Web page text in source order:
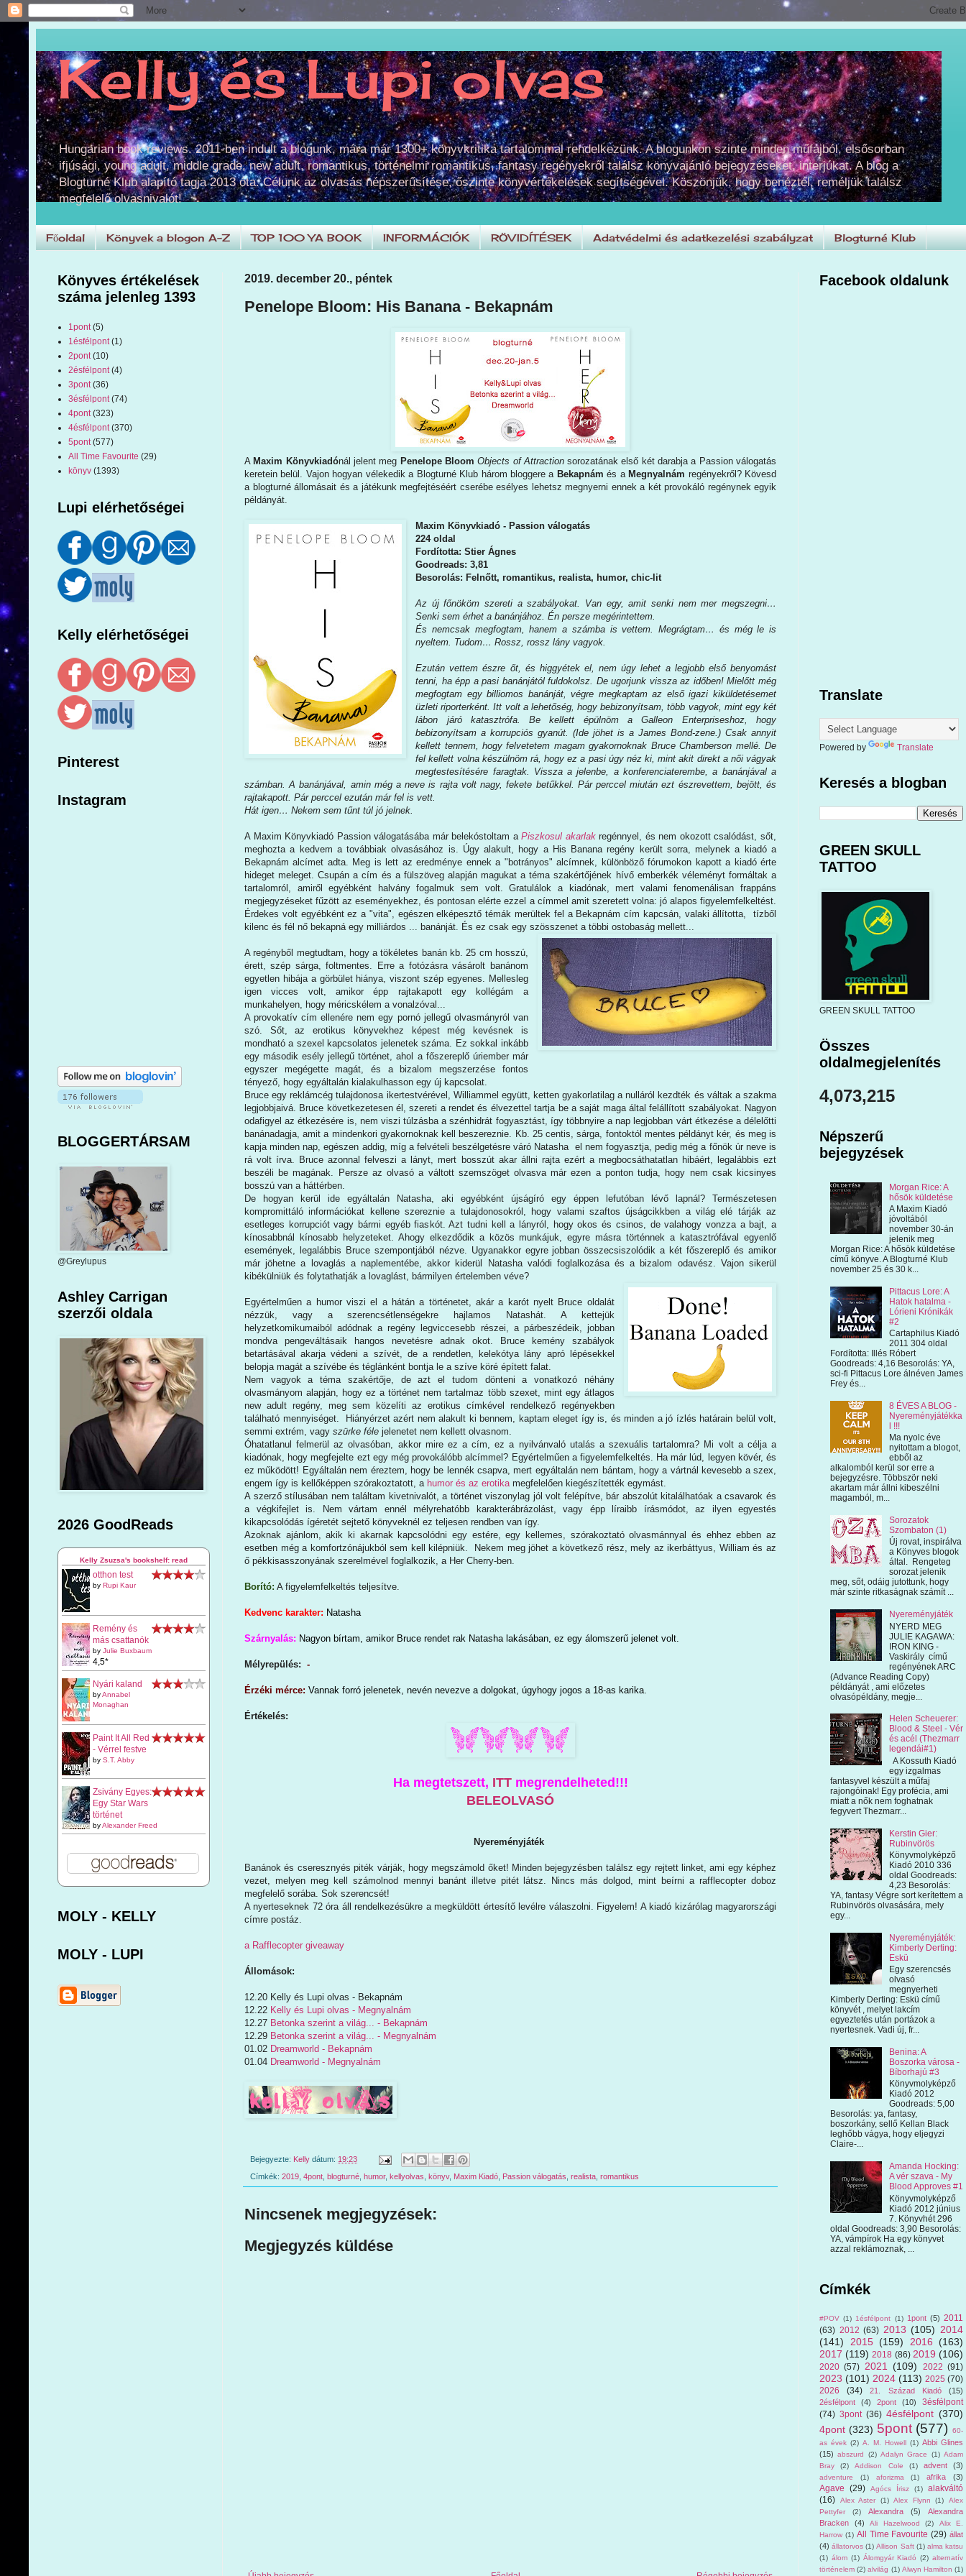
Kelly és Lupi olvas
Hungarian book reviews. 2011-ben indult a blogunk, mára már 1300+ könyvkritika tartalommal rendelkezünk. A blogunkon szinte minden műfajból, elsősorban
ifjúsági, young adult, middle grade, new adult, romantikus, történelmi romantikus, fantasy regényekről találsz könyvajánló bejegyzéseket, interjúkat. A blog a
Blogturné Klub alapító tagja 2013 óta. Célunk az olvasás népszerűsítése, őszinte könyvértékelések segítségével. Köszönjük, hogy benéztél, reméljük találsz
megfelelő olvasnivalót!
Főoldal Könyvek a blogon A-Z TOP 100 YA BOOK INFORMÁCIÓK RÖVIDÍTÉSEK Adatvédelmi és adatkezelési szabályzat Blogturné Klub
2019. december 20., péntek
Penelope Bloom: His Banana - Bekapnám
A Maxim Könyvkiadónál jelent meg Penelope Bloom Objects of Attractionsorozatának első két darabja a Passion válogatás
keretein belül. Vajon hogyan vélekedik a Blogturné Klub három bloggere a Bekapnám és a Megnyalnám regényekről? Kövesd
a blogturné állomásait és a játékunk megfejtéséért cserébe esélyes lehetsz megnyerni ennek a két provokáló regénynek egyik
példányát.
Maxim Könyvkiadó - Passion válogatás
224 oldal
Fordította: Stier Ágnes
Goodreads: 3,81
Besorolás: Felnőtt, romantikus, realista, humor, chic-lit
Az új főnököm szereti a szabályokat. Van egy, amit senki nem mer megszegni…
Senki sem érhet a banánjához. Én persze megérintettem.
És nemcsak megfogtam, hanem a számba is vettem. Megrágtam… és még le is
nyeltem. Tudom… Rossz, rossz lány vagyok.
Ezután vettem észre őt, és higgyétek el, nem úgy lehet a legjobb első benyomást
tenni, ha épp a pasi banánjától fuldokolsz. De ugorjunk vissza az időben! Mielőtt még
megfogtam egy billiomos banánját, végre megkaptam az első igazi kiküldetésemet
üzleti riporterként. Itt volt a lehetőség, hogy bebizonyítsam, több vagyok, mint egy két
lábon járó katasztrófa. Be kellett épülnöm a Galleon Enterpriseshoz, hogy
bebizonyítsam a korrupciós gyanút. (Ide jöhet is a James Bond-zene.) Csak annyit
kellett tennem, hogy felvetetem magam gyakornoknak Bruce Chamberson mellé. De
fel kellett volna készülnöm rá, hogy ez a pasi úgy néz ki, mint akit direkt a női vágyak
megtestesítésére faragtak. Vissza a jelenbe, a konferenciaterembe, a banánjával a
számban. A banánjával, amin még a neve is rajta volt nagy, fekete betűkkel. Pár perccel miután ezt észrevettem, bejött, és
rajtakapott. Pár perccel ezután már fel is vett.
Hát igen… Nekem sem tűnt túl jó jelnek.
A Maxim Könyvkiadó Passion válogatásába már belekóstoltam aPiszkosul akarlakregénnyel, és nem okozott csalódást, sőt,
meghozta a kedvem a továbbiak olvasásához is. Úgy alakult, hogy a His Banana regény került sorra, melynek a kiadó a
Bekapnám alcímet adta. Meg is lett az eredménye ennek a "botrányos" alcímnek, különböző fórumokon kapott a kiadó érte
hideget meleget. Csupán a cím és a fülszöveg alapján magukat a téma szakértőjének hívő emberkék véleményt formáltak a
tartalomról, amiről egyébként halvány fogalmuk sem volt. Gratulálok a kiadónak, mert valami fenomenálisan frappáns
megjegyzéseket fűzött az eseményekhez, és pontosan elérte ezzel a címmel amit szeretett volna: jó alapos figyelemfelkeltést.
Érdekes volt egyébként ez a "vita", egészen elképesztő témák merültek fel a Bekapnám cím kapcsán, valaki állította, tízből
kilenc és fél nő bekapná egy milliárdos ... banánját. És ez csak egy szösszenet a többi ostobaság mellett...
A regényből megtudtam, hogy a tökéletes banán kb. 25 cm hosszú,
érett, szép sárga, foltmentes. Erre a fotózásra vásárolt banánom
egyetlen hibája a görbület hiánya, viszont szép egyenes. Mellesleg
igen vicces volt, amikor épp rajtakapott egy kollégám a
munkahelyen, hogy méricskélem a vonalzóval...
A provokatív cím ellenére nem egy pornó jellegű olvasmányról van
szó. Sőt, az erotikus könyvekhez képest még kevésnek is
mondható a szexel kapcsolatos jelenetek száma. Ez sokkal inkább
egy második esély jellegű történet, ahol a főszereplő úriember már
egyszer megégette magát, és a bizalom megszerzése fontos
tényező, hogy egyáltalán kialakulhasson egy új kapcsolat.
Bruce egy reklámcég tulajdonosa ikertestvérével, Williammel együtt, ketten gyakorlatilag a nulláról kezdték és váltak a szakma
legjobbjaivá. Bruce következetesen él, szereti a rendet és élvezettel tartja be a saját maga által felállított szabályokat. Nagyon
odafigyel az étkezésére is, nem viszi túlzásba a szénhidrát fogyasztást, így többnyire a nap legjobban várt étkezése a délelőtti
banánadagja, amit a mindenkori gyakornoknak kell beszereznie. Kb. 25 centis, sárga, fontoktól mentes példányt kér, és meg is
kapja minden nap, egészen addig, míg a felvételi beszélgetésre váró Natasha el nem fogyasztja, pedig még a főnök úr neve is
rá volt írva. Bruce azonnal felveszi a lányt, mert bosszút akar állni rajta ezért a megbocsáthatatlan hibáért, legalábbis ezt
beszéli be magának. Persze az olvasó a váltott szemszöget olvasva már ezen a ponton tudja, hogy nem csak kicsinyes
bosszú van a háttérben.
De hogyan kerül ide egyáltalán Natasha, aki egyébként újságíró egy éppen lefutóban lévő lapnál? Természetesen
kompromittáló információkat kellene szereznie a tulajdonosokról, hogy valami szaftos újságcikkben a világ elé tárják az
esetleges korrupciót vagy bármi egyéb fiaskót. Azt tudni kell a lányról, hogy okos és csinos, de valahogy vonzza a bajt, a
kínosabbnál kínosabb helyzeteket. Ahogy elkezdődik a közös munkájuk, egyre másra történnek a katasztrófával egyenlő
események, legalábbis Bruce szempontjából nézve. Ugyanakkor egyre jobban összecsiszolódik a két főszereplő és amikor
már jöhetne a lovaglás a naplementébe, akkor kiderül Natasha valódi foglalkozása és a bizalom odavész. Vajon sikerül
kibékülniük és folytathatják a lovaglást, bármilyen értelemben véve?
Egyértelműen a humor viszi el a hátán a történetet, akár a karót nyelt Bruce oldalát
nézzük, vagy a szerencsétlenségekre hajlamos Natashát. A kettejük
helyzetkomikumaiból adódnak a regény legviccesebb részei, a párbeszédeik, jobban
mondva pengeváltásaik hangos nevetésre adnak okot. Bruce kemény szabályok
betartásával akarja védeni a szívét, de a rendetlen, kelekótya lány apró lépésekkel
belopja magát a szívébe és téglánként bontja le a szíve köré épített falat.
Nem vagyok a téma szakértője, de azt el tudom dönteni a vonatkozó néhány
olvasmányom alapján, hogy ez a történet nem tartalmaz több szexet, mint egy átlagos
new adult regény, meg sem közelíti az erotikus címkével rendelkező regényekben
található mennyiséget. Hiányérzet azért nem alakult ki bennem, kaptam eleget így is, és minden a jó ízlés határain belül volt,
semmi extrém, vagy szürke féle jelenetet nem kellett olvasnom.
Óhatatlanul felmerül az olvasóban, akkor mire ez a cím, ez a nyilvánvaló utalás a szexuális tartalomra? Mi volt a célja a
kiadónak, hogy megfejelte ezt egy még provokálóbb alcímmel? Egyértelműen a figyelemfelkeltés. Ha már lúd, legyen kövér, és
ez működött! Egyáltalán nem éreztem, hogy be lennék csapva, mert egyáltalán nem bántam, hogy a vártnál kevesebb a szex,
engem így is kellőképpen szórakoztatott, a humor és az erotika megfelelően kiegészítették egymást.
A szerző stílusában nem találtam kivetnivalót, a történet viszonylag jól volt felépítve, bár abszolút kitalálhatóak a csavarok és
a végkifejlet is. Nem vártam ennél mélyrehatóbb karakterábrázolást, vagy épp líraibb írásmódot, az ilyen egyestés
kikapcsolódás ígéretét sejtető könyveknél ez teljesen rendben van így.
Azoknak ajánlom, akik ki akarnak kapcsolódni egy estére, egy kellemes, szórakoztató olvasmánnyal és ehhez ebben az
esetben még a komfortzónájukból sem kell kilépniük. Nekem meg jöhet a következő rész, mely az ikerbáttyus, William és az
ő pékkisasszonyának szerelmével foglalkozik, a Her Cherry-ben.
Borító: A figyelemfelkeltés teljesítve.
Kedvenc karakter: Natasha
Szárnyalás: Nagyon bírtam, amikor Bruce rendet rak Natasha lakásában, ez egy álomszerű jelenet volt.
Mélyrepülés: -
Érzéki mérce: Vannak forró jelenetek, nevén nevezve a dolgokat, úgyhogy jogos a 18-as karika.
Értékelés:
Ha megtetszett, ITTmegrendelheted!!!
BELEOLVASÓ
Nyereményjáték
Banánok és cseresznyés piték várják, hogy megszámold őket! Minden bejegyzésben találsz egy rejtett linket, ami egy képhez
vezet, melyen meg kell számolnod mennyi banánt illetve pitét látsz. Nincs más dolgod, mint beírni a rafflecopter doboz
megfelelő sorába. Sok szerencsét!
A nyerteseknek 72 óra áll rendelkezésükre a megküldött értesítő levélre válaszolni. Figyelem! A kiadó kizárólag magyarországi
címre postáz.
a Rafflecopter giveaway
Állomások:
12.20 Kelly és Lupi olvas - Bekapnám
12.22 Kelly és Lupi olvas - Megnyalnám
12.27 Betonka szerint a világ... - Bekapnám
12.29 Betonka szerint a világ... - Megnyalnám
01.02 Dreamworld - Bekapnám
01.04 Dreamworld - Megnyalnám
Bejegyezte: Kelly dátum: 19:23
Címkék: 2019, 4pont, blogturné, humor, kellyolvas, könyv, Maxim Kiadó, Passion válogatás, realista, romantikus
Nincsenek megjegyzések:
Megjegyzés küldése
Könyves értékelések
száma jelenleg 1393
1pont (5)
1ésfélpont (1)
2pont (10)
2ésfélpont (4)
3pont (36)
3ésfélpont (74)
4pont (323)
4ésfélpont (370)
5pont (577)
All Time Favourite (29)
könyv (1393)
Lupi elérhetőségei
Kelly elérhetőségei
Pinterest
Instagram
BLOGGERTÁRSAM
@Greylupus
Ashley Carrigan
szerzői oldala
2026 GoodReads
Kelly Zsuzsa's bookshelf: read
otthon test
by Rupi Kaur
Remény és
más csattanók
by Julie Buxbaum
4,5*
Nyári kaland
byAnnabel
Monaghan
Paint It All Red
- Vérrel festve
by S.T. Abby
Zsivány Egyes:
Egy Star Wars
történet
byAlexander Freed
MOLY - KELLY
MOLY - LUPI
Facebook oldalunk
Translate
Powered by Translate
Keresés a blogban
GREEN SKULL
TATTOO
GREEN SKULL TATTOO
Összes
oldalmegjelenítés
4,073,215
Népszerű
bejegyzések
Morgan Rice: A
hősök küldetése
A Maxim Kiadó
jóvoltából
november 30-án
jelenik meg
Morgan Rice: A hősök küldetése
című könyve. A Blogturné Klub
november 25 és 30 k...
Pittacus Lore: A
Hatok hatalma -
Lórieni Krónikák
#2
Cartaphilus Kiadó
2011 304 oldal
Fordította: Illés Róbert
Goodreads: 4,16 Besorolás: YA,
sci-fi Pittacus Lore álnéven James
Frey és...
8 ÉVES A BLOG -
Nyereményjátékka
l !!!
Ma nyolc éve
nyitottam a blogot,
ebből az
alkalomból kerül sor erre a
bejegyzésre. Többször neki
akartam már állni kibeszélni
magamból, m...
Sorozatok
Szombaton (1)
Új rovat, inspirálva
a Könyves blogok
által. Rengeteg
sorozat jelenik
meg, sőt, odáig jutottunk, hogy
már szinte ritkaságnak számít ...
Nyereményjáték
NYERD MEG
JULIE KAGAWA:
IRON KING -
Vaskirály című
regényének ARC
(Advance Reading Copy)
példányát , ami előzetes
olvasópéldány, megje...
Helen Scheuerer:
Blood & Steel - Vér
és acél (Thezmarr
legendái#1)
A Kossuth Kiadó
egy izgalmas
fantasyvel készült a műfaj
rajongóinak! Egy profécia, ami
miatt a nők nem foghatnak
fegyvert Thezmarr...
Kerstin Gier:
Rubinvörös
Könyvmolyképző
Kiadó 2010 336
oldal Goodreads:
4,23 Besorolás:
YA, fantasy Végre sort kerítettem a
Rubinvörös olvasására, mely
egy...
Nyereményjáték:
Kimberly Derting:
Eskü
Egy szerencsés
olvasó
megnyerheti
Kimberly Derting: Eskü című
könyvét , melyet lakcím
egyeztetés után portázok a
nyertesnek. Vadi új, fr...
Benina: A
Boszorka városa -
Bíborhajú #3
Könyvmolyképző
Kiadó 2012
Goodreads: 5,00
Besorolás: ya, fantasy,
boszorkány, sellő Kellan Black
leghőbb vágya, hogy eljegyzi
Claire-...
Amanda Hocking:
A vér szava - My
Blood Approves #1
Könyvmolyképző
Kiadó 2012 június
7. Könyvhét 296
oldal Goodreads: 3,90 Besorolás:
YA, vámpírok Ha egy könyvet
azzal reklámoznak, ...
Címkék
#POV (1) 1ésfélpont (1) 1pont (5) 2011
(63) 2012 (63) 2013 (105) 2014
(141)
2015 (159) 2016
(163)
2017 (119) 2018 (86) 2019 (106)
2020 (57) 2021 (109) 2022 (91)
2023 (101) 2024 (113) 2025 (70)
2026
(34) 21. Század Kiadó
(15)
2ésfélpont
(4) 2pont (10)
3ésfélpont
(74) 3pont (36) 4ésfélpont (370)
4pont (323) 5pont (577) 60-
as évek (2) A. M. Howell (1) Abbi Glines
(15) abszurd (2) Adalyn Grace (1) Adam
Bray
(2) Addison Cole (1) advent (3)
adventure (1) aforizma (1) afrika (3)
Agave (29) Agócs Írisz (1)
alakváltó
(16)
Alex Aster (1) Alex Flynn (1)
Alex
Pettyfer
(2) Alexandra (5)
Alexandra
Bracken
(4) Ali Hazelwood (2)
Alix E.
Harrow (1) All Time Favourite (29) állat
(4) állatorvos (1) Allison Saft (1) alma katsu
(1) álom (1) Álomgyár Kiadó (2) alternatív
történelem (2) alvilág (1) Alwyn Hamilton (1)